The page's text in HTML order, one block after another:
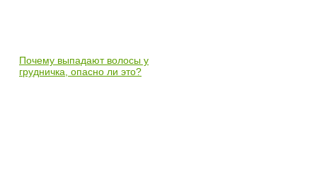
Почему выпадают волосы у
грудничка, опасно ли это?